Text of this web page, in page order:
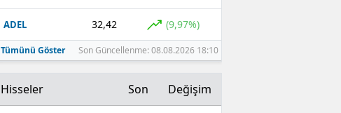
ADEL 32,42 (9,97%)
Tümünü Göster Son Güncellenme: 08.08.2026 18:10
Hisseler Son Değişim